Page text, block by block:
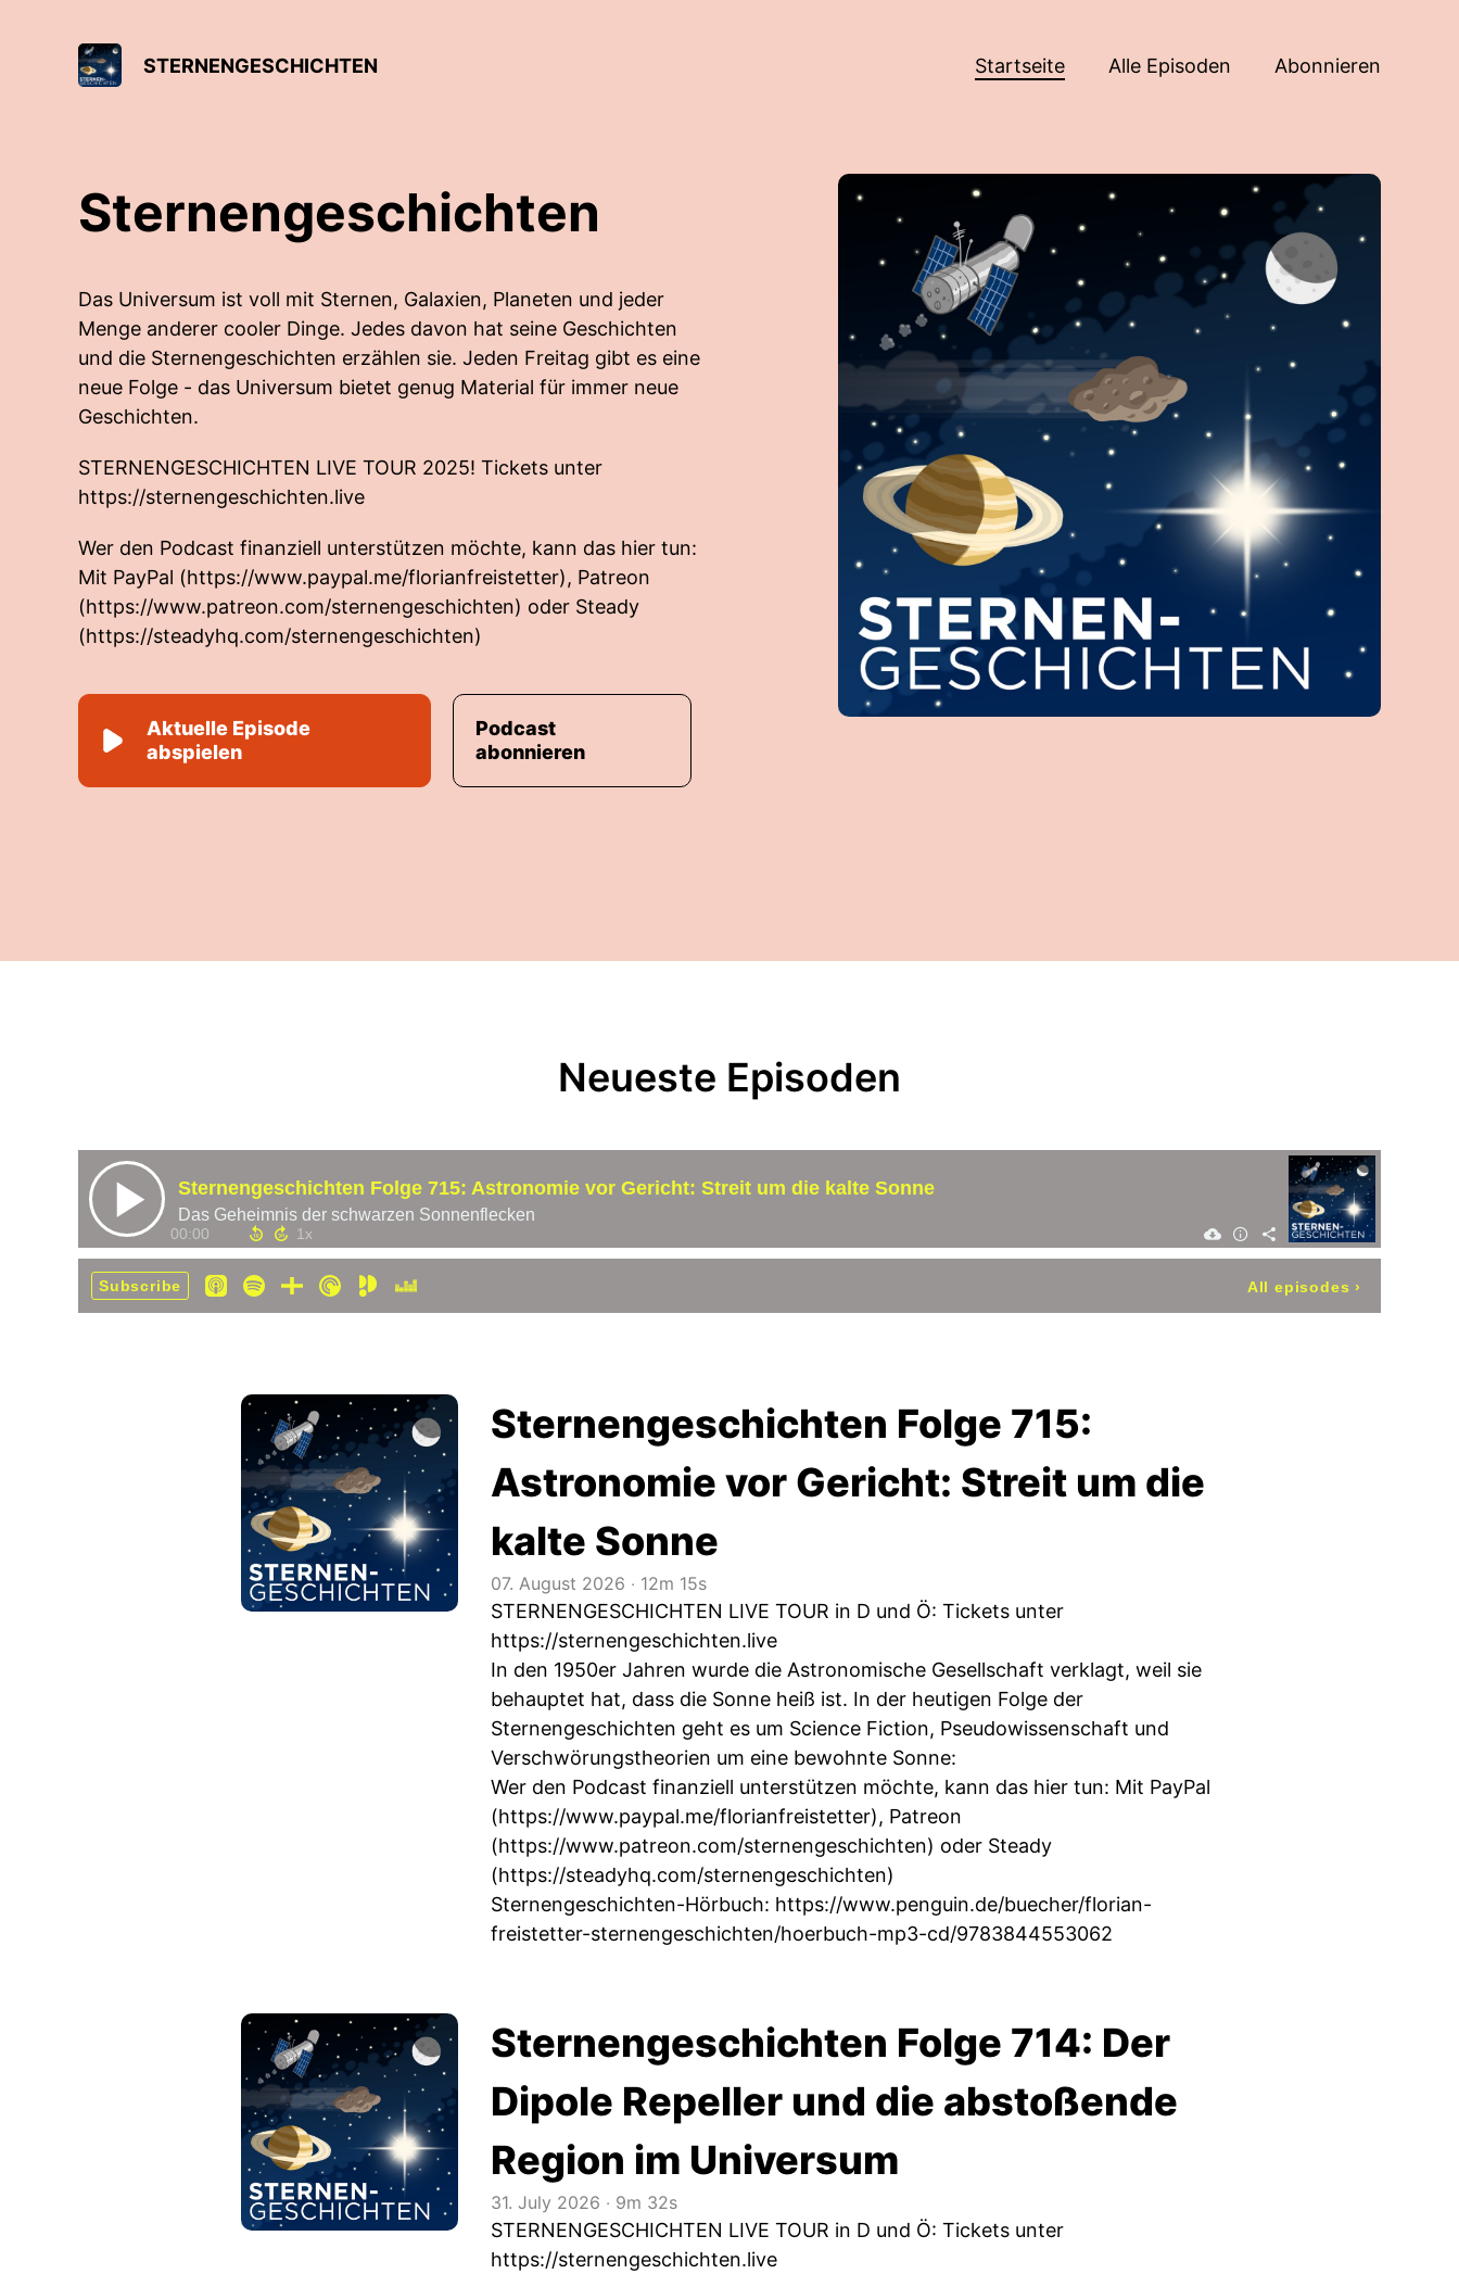
STERNENGESCHICHTEN Startseite Alle Episoden Abonnieren
Sternengeschichten
Das Universum ist voll mit Sternen, Galaxien, Planeten und jeder
Menge anderer cooler Dinge. Jedes davon hat seine Geschichten
und die Sternengeschichten erzählen sie. Jeden Freitag gibt es eine
neue Folge - das Universum bietet genug Material für immer neue
Geschichten.
STERNENGESCHICHTEN LIVE TOUR 2025! Tickets unter
https://sternengeschichten.live
Wer den Podcast finanziell unterstützen möchte, kann das hier tun:
Mit PayPal (https://www.paypal.me/florianfreistetter), Patreon
(https://www.patreon.com/sternengeschichten) oder Steady
(https://steadyhq.com/sternengeschichten)
Aktuelle Episode
abspielen
Podcast
abonnieren
Neueste Episoden
Sternengeschichten Folge 715: Astronomie vor Gericht: Streit um die kalte Sonne
Das Geheimnis der schwarzen Sonnenflecken
00:00
Subscribe All episodes ›
Sternengeschichten Folge 715:
Astronomie vor Gericht: Streit um die
kalte Sonne
07. August 2026 ‧ 12m 15s
STERNENGESCHICHTEN LIVE TOUR in D und Ö: Tickets unter
https://sternengeschichten.live
In den 1950er Jahren wurde die Astronomische Gesellschaft verklagt, weil sie
behauptet hat, dass die Sonne heiß ist. In der heutigen Folge der
Sternengeschichten geht es um Science Fiction, Pseudowissenschaft und
Verschwörungstheorien um eine bewohnte Sonne:
Wer den Podcast finanziell unterstützen möchte, kann das hier tun: Mit PayPal
(https://www.paypal.me/florianfreistetter), Patreon
(https://www.patreon.com/sternengeschichten) oder Steady
(https://steadyhq.com/sternengeschichten)
Sternengeschichten-Hörbuch: https://www.penguin.de/buecher/florian-
freistetter-sternengeschichten/hoerbuch-mp3-cd/9783844553062
Sternengeschichten Folge 714: Der
Dipole Repeller und die abstoßende
Region im Universum
31. July 2026 ‧ 9m 32s
STERNENGESCHICHTEN LIVE TOUR in D und Ö: Tickets unter
https://sternengeschichten.live